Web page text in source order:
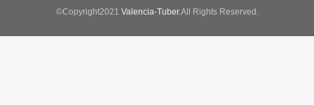
©Copyright2021 Valencia-Tuber.All Rights Reserved.